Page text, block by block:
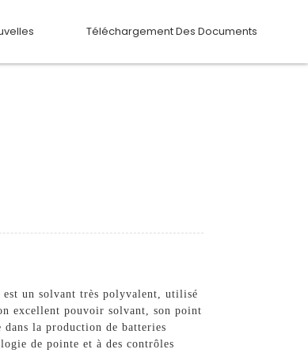
Téléchargement Des Documents
un solvant très polyvalent, utilisé
excellent pouvoir solvant, son point
la production de batteries
de pointe et à des contrôles